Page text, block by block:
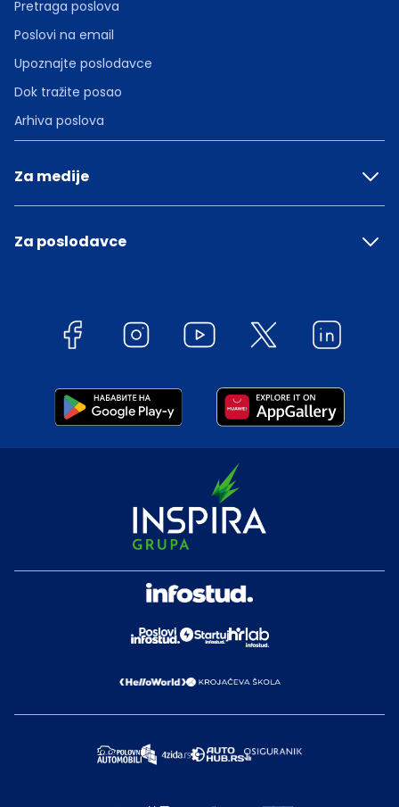
Pretraga poslova
Poslovi na email
Upoznajte poslodavce
Dok tražite posao
Arhiva poslova
Za medije
Za poslodavce